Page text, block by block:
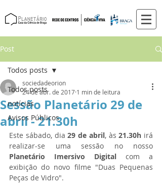
Post
Todos posts
notícias
Avisos Públicos
Todos posts
Sessão Planetário 29 de
abril - 21.30h
sociedadeorion
24 de abr. de 2017 1 min de leitura
Este sábado, dia 29 de abril, às 21.30h irá
Planetário Imersivo Digital com a
exibição do novo filme "Duas Pequenas
Peças de Vidro".